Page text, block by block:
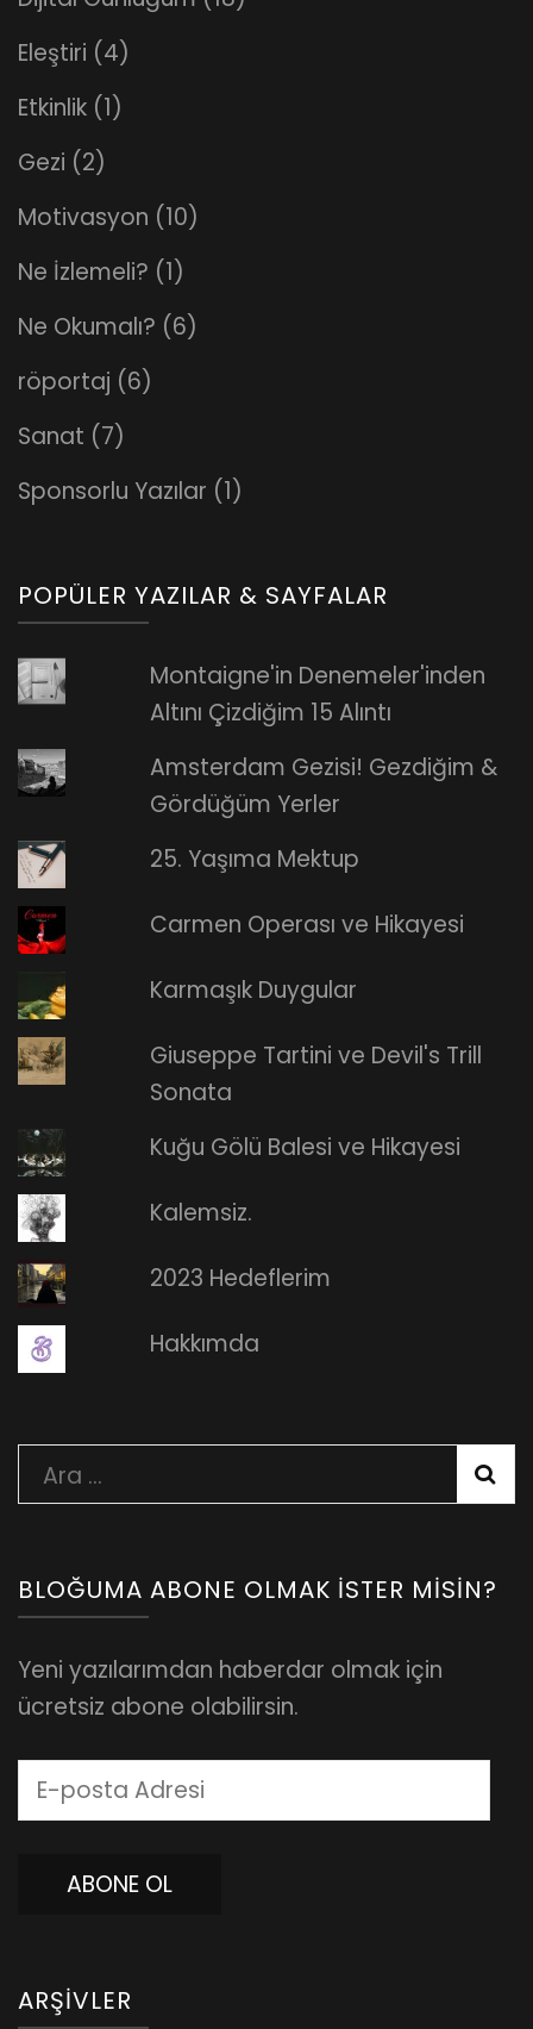
Eleştiri (4)
Etkinlik (1)
Gezi (2)
Motivasyon (10)
Ne İzlemeli? (1)
Ne Okumalı? (6)
röportaj (6)
Sanat (7)
Sponsorlu Yazılar (1)
POPÜLER YAZILAR & SAYFALAR
Montaigne'in Denemeler'inden
Altını Çizdiğim 15 Alıntı
Amsterdam Gezisi! Gezdiğim &
Gördüğüm Yerler
25. Yaşıma Mektup
Carmen Operası ve Hikayesi
Karmaşık Duygular
Giuseppe Tartini ve Devil's Trill
Sonata
Kuğu Gölü Balesi ve Hikayesi
Kalemsiz.
2023 Hedeflerim
Hakkımda
Arama:
BLOĞUMA ABONE OLMAK İSTER MISIN?
Yeni yazılarımdan haberdar olmak için
ücretsiz abone olabilirsin.
E-
posta
ABONE OL
ARŞIVLER